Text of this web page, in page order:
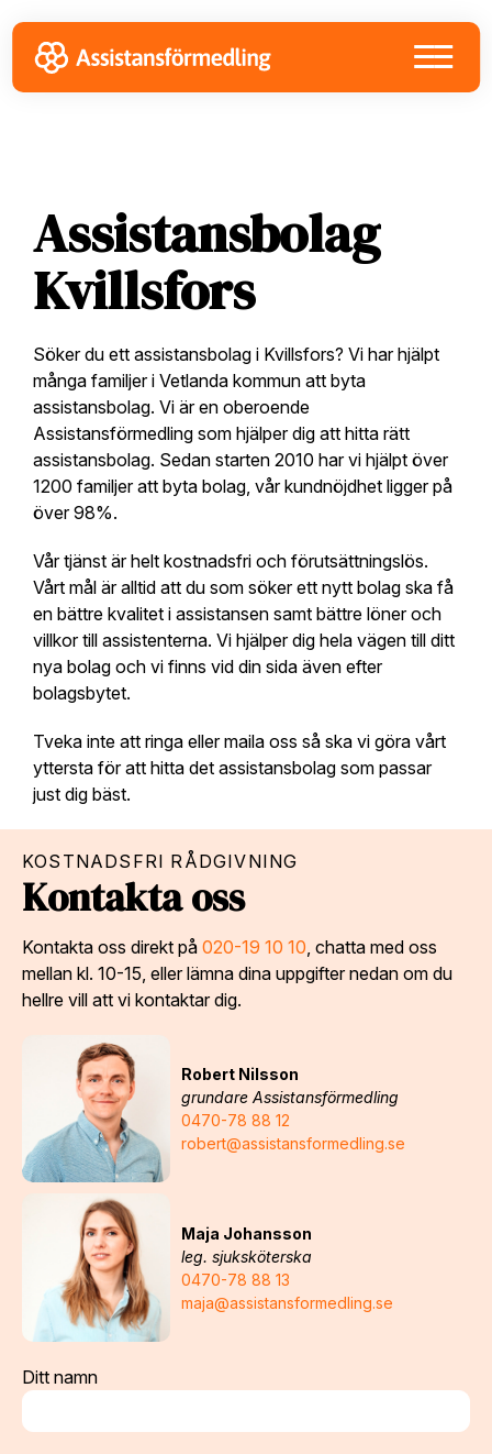
to
primary
navigation
to
main
content
to
footer
Assistansbolag
Kvillsfors
Söker du ett assistansbolag i Kvillsfors? Vi har hjälpt
många familjer i Vetlanda kommun att byta
assistansbolag. Vi är en oberoende
Assistansförmedling som hjälper dig att hitta rätt
assistansbolag. Sedan starten 2010 har vi hjälpt över
1200 familjer att byta bolag, vår kundnöjdhet ligger på
över 98%.
Vår tjänst är helt kostnadsfri och förutsättningslös.
Vårt mål är alltid att du som söker ett nytt bolag ska få
en bättre kvalitet i assistansen samt bättre löner och
villkor till assistenterna. Vi hjälper dig hela vägen till ditt
nya bolag och vi finns vid din sida även efter
bolagsbytet.
Tveka inte att ringa eller maila oss så ska vi göra vårt
yttersta för att hitta det assistansbolag som passar
just dig bäst.
KOSTNADSFRI RÅDGIVNING
Kontakta oss
Kontakta oss direkt på 020-19 10 10 , chatta med oss
mellan kl. 10-15, eller lämna dina uppgifter nedan om du
hellre vill att vi kontaktar dig.
Robert Nilsson
grundare Assistansförmedling
0470-78 88 12
robert@assistansformedling.se
Maja Johansson
leg. sjuksköterska
0470-78 88 13
maja@assistansformedling.se
Ditt namn